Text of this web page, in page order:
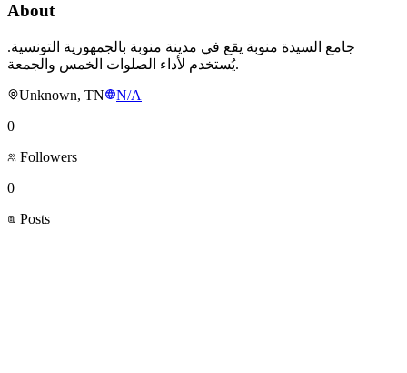
About
جامع السيدة منوبة يقع في مدينة منوبة بالجمهورية التونسية.
يُستخدم لأداء الصلوات الخمس والجمعة.
Unknown, TN
N/A
0
Followers
0
Posts